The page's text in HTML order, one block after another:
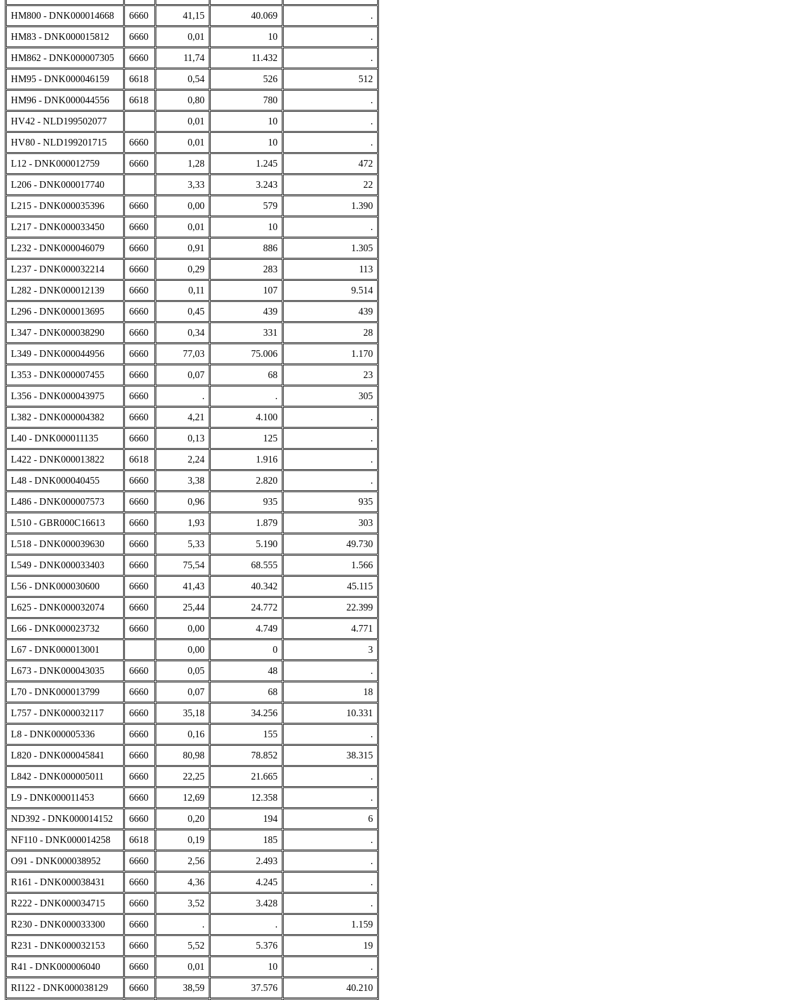
HM800 - DNK000014668 6660 41,15 40.069 .
HM83 - DNK000015812 6660 0,01 10 .
HM862 - DNK000007305 6660 11,74 11.432 .
HM95 - DNK000046159 6618 0,54 526 512
HM96 - DNK000044556 6618 0,80 780 .
HV42 - NLD199502077 0,01 10 .
HV80 - NLD199201715 6660 0,01 10 .
L12 - DNK000012759 6660 1,28 1.245 472
L206 - DNK000017740 3,33 3.243 22
L215 - DNK000035396 6660 0,00 579 1.390
L217 - DNK000033450 6660 0,01 10 .
L232 - DNK000046079 6660 0,91 886 1.305
L237 - DNK000032214 6660 0,29 283 113
L282 - DNK000012139 6660 0,11 107 9.514
L296 - DNK000013695 6660 0,45 439 439
L347 - DNK000038290 6660 0,34 331 28
L349 - DNK000044956 6660 77,03 75.006 1.170
L353 - DNK000007455 6660 0,07 68 23
L356 - DNK000043975 6660 . . 305
L382 - DNK000004382 6660 4,21 4.100 .
L40 - DNK000011135 6660 0,13 125 .
L422 - DNK000013822 6618 2,24 1.916 .
L48 - DNK000040455 6660 3,38 2.820 .
L486 - DNK000007573 6660 0,96 935 935
L510 - GBR000C16613 6660 1,93 1.879 303
L518 - DNK000039630 6660 5,33 5.190 49.730
L549 - DNK000033403 6660 75,54 68.555 1.566
L56 - DNK000030600 6660 41,43 40.342 45.115
L625 - DNK000032074 6660 25,44 24.772 22.399
L66 - DNK000023732 6660 0,00 4.749 4.771
L67 - DNK000013001 0,00 0 3
L673 - DNK000043035 6660 0,05 48 .
L70 - DNK000013799 6660 0,07 68 18
L757 - DNK000032117 6660 35,18 34.256 10.331
L8 - DNK000005336 6660 0,16 155 .
L820 - DNK000045841 6660 80,98 78.852 38.315
L842 - DNK000005011 6660 22,25 21.665 .
L9 - DNK000011453 6660 12,69 12.358 .
ND392 - DNK000014152 6660 0,20 194 6
NF110 - DNK000014258 6618 0,19 185 .
O91 - DNK000038952 6660 2,56 2.493 .
R161 - DNK000038431 6660 4,36 4.245 .
R222 - DNK000034715 6660 3,52 3.428 .
R230 - DNK000033300 6660 . . 1.159
R231 - DNK000032153 6660 5,52 5.376 19
R41 - DNK000006040 6660 0,01 10 .
RI122 - DNK000038129 6660 38,59 37.576 40.210